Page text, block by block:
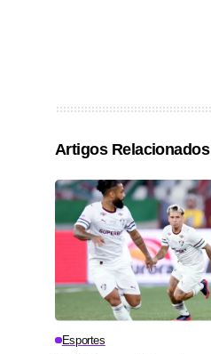
Artigos Relacionados
Esportes